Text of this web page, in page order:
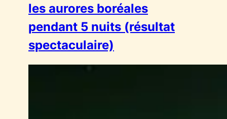
les aurores boréales
pendant 5 nuits (résultat
spectaculaire)